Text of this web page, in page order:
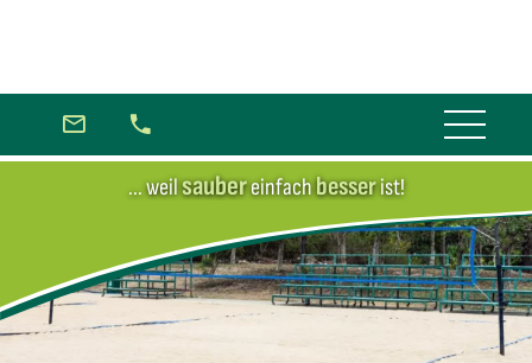
... weilsaubereinfachbesserist!